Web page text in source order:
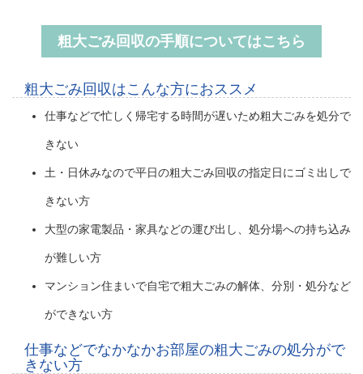
粗大ごみ回収の手順についてはこちら
粗大ごみ回収はこんな方におススメ
仕事などで忙しく帰宅する時間が遅いため粗大ごみを処分で
きない
土・日休みなので平日の粗大ごみ回収の指定日にゴミ出しで
きない方
大型の家電製品・家具などの運び出し、処分場への持ち込み
が難しい方
マンション住まいで自宅で粗大ごみの解体、分別・処分など
ができない方
仕事などでなかなかお部屋の粗大ごみの処分がで
きない方